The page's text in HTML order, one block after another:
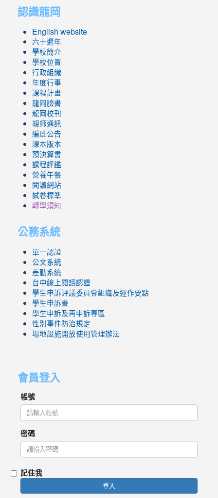
認識龍岡
English website
六十週年
學校簡介
學校位置
行政組織
年度行事
課程計畫
龍岡臉書
龍岡校刊
親師通訊
編班公告
課本版本
預決算書
課程評鑑
營養午餐
閱讀網站
試卷標準
轉學須知
公務系統
單一認證
公文系統
差勤系統
台中線上閱讀認證
學生申訴評議委員會組織及運作要點
學生申訴書
學生申訴及再申訴專區
性別事件防治規定
場地設施開放使用管理辦法
會員登入
帳號
密碼
記住我
登入